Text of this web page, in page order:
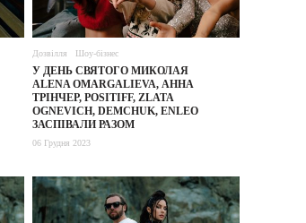
Дозвілля Шоу-бізнес
У ДЕНЬ СВЯТОГО МИКОЛАЯ
ALENA OMARGALIEVA, АННА
ТРІНЧЕР, POSITIFF, ZLATA
OGNEVICH, DEMCHUK, ENLEO
ЗАСПІВАЛИ РАЗОМ
06 Грудня 2023